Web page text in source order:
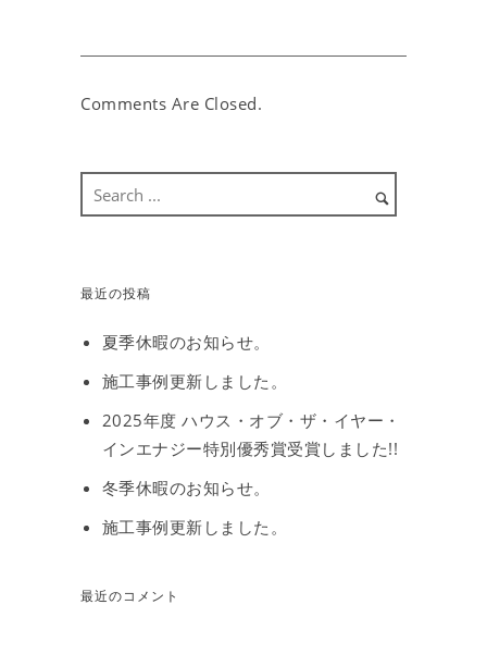
Comments Are Closed.
最近の投稿
夏季休暇のお知らせ。
施工事例更新しました。
2025年度 ハウス・オブ・ザ・イヤー・
インエナジー特別優秀賞受賞しました!!
冬季休暇のお知らせ。
施工事例更新しました。
最近のコメント